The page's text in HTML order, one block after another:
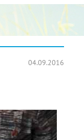
04.09.2016